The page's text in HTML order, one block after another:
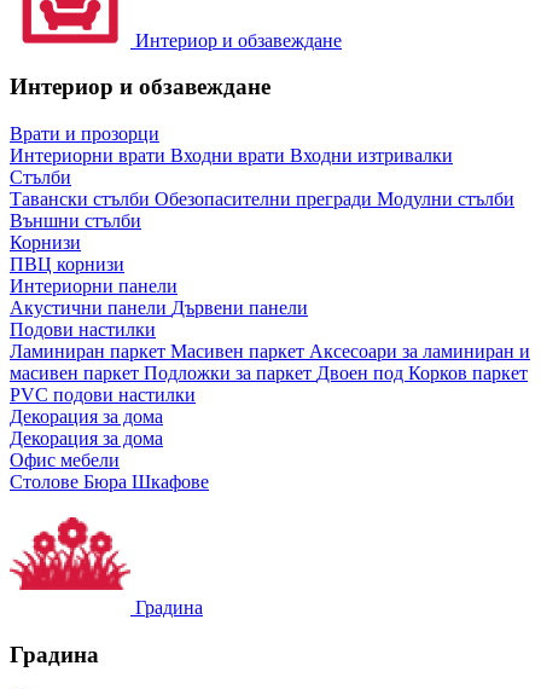
Интериор и обзавеждане
Интериор и обзавеждане
Врати и прозорци
Интериорни врати Входни врати Входни изтривалки
Стълби
Тавански стълби Обезопасителни прегради Модулни стълби
Външни стълби
Корнизи
ПВЦ корнизи
Интериорни панели
Акустични панели Дървени панели
Подови настилки
Ламиниран паркет Масивен паркет Аксесоари за ламиниран и
масивен паркет Подложки за паркет Двоен под Корков паркет
PVC подови настилки
Декорация за дома
Декорация за дома
Офис мебели
Столове Бюра Шкафове
Градина
Градина